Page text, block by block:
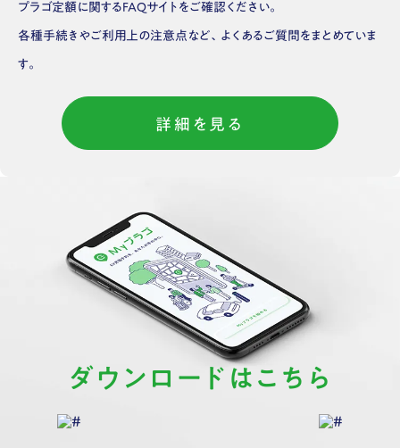
プラゴ定額に関するFAQサイトをご確認ください。
各種手続きやご利用上の注意点など、よくあるご質問をまとめていま
す。
詳細を見る
ダウンロードはこちら